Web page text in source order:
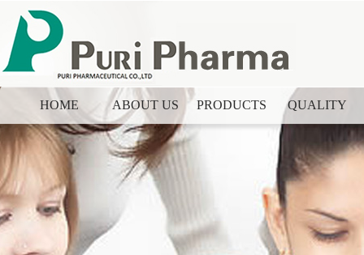
HOME ABOUT US PRODUCTS QUALITY